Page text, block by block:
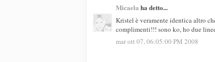
Micaela ha detto...
Kristel è veramente identica altro
complimenti!!! sono ko, ho due
mar ott 07, 06:05:00 PM 2008